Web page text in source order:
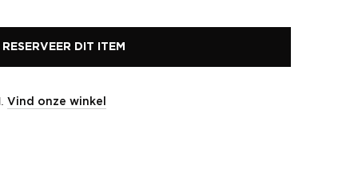
RESERVEER DIT ITEM
Vind onze winkel